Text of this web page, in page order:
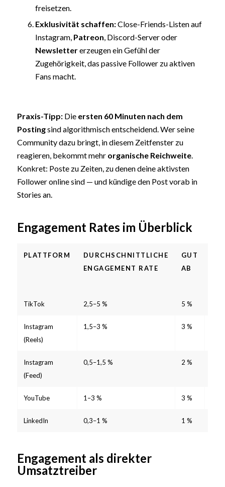
freisetzen.
Exklusivität schaffen:Close-Friends-Listen auf
Instagram, Patreon , Discord-Server oder
Newslettererzeugen ein Gefühl der
Zugehörigkeit, das passive Follower zu aktiven
Fans macht.
Praxis-Tipp:Die ersten 60 Minuten nach dem
Postingsind algorithmisch entscheidend. Wer seine
Community dazu bringt, in diesem Zeitfenster zu
reagieren, bekommt mehr organische Reichweite.
Konkret: Poste zu Zeiten, zu denen deine aktivsten
Follower online sind — und kündige den Post vorab in
Stories an.
Engagement Rates im Überblick
PLATTFORM
DURCHSCHNITTLICHE
ENGAGEMENT RATE
GUT
AB
TikTok 2,5–5 % 5 %
Instagram
(Reels)
1,5–3 % 3 %
Instagram
(Feed)
0,5–1,5 % 2 %
YouTube 1–3 % 3 %
LinkedIn 0,3–1 % 1 %
Engagement als direkter
Umsatztreiber